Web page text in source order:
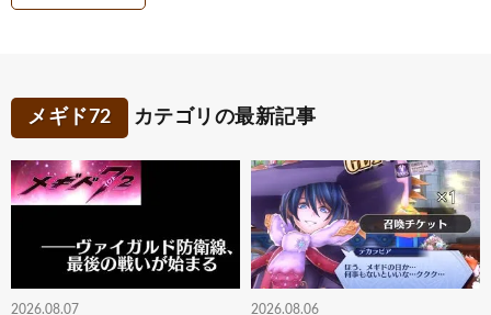
メギド72 カテゴリの最新記事
2026.08.07 2026.08.06